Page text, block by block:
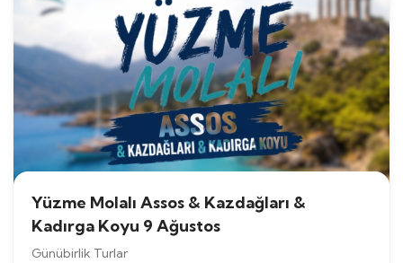
Yüzme Molalı Assos & Kazdağları &
Kadırga Koyu 9 Ağustos
Günübirlik Turlar